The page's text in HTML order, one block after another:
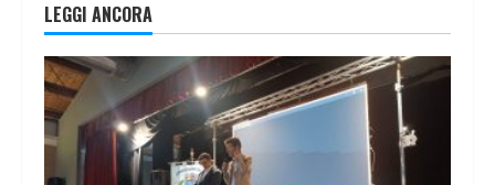
LEGGI ANCORA